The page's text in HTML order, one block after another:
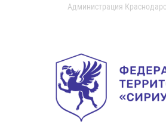
Администрация